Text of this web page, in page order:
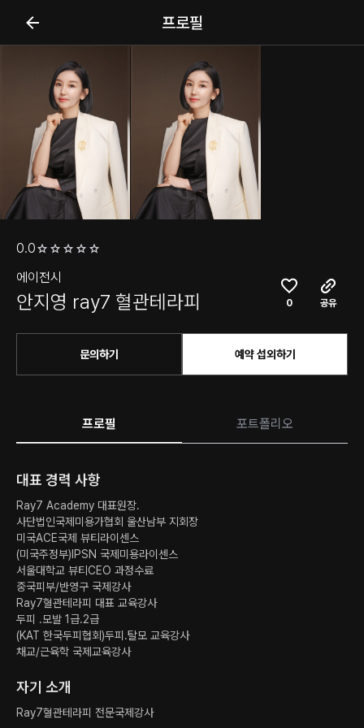
프로필
0.0
에이전시
안지영 ray7 혈관테라피 0 공유
문의하기 예약 섭외하기
프로필 포트폴리오
대표 경력 사항
Ray7 Academy 대표원장.
사단법인국제미용가협회 울산남부 지회장
미국ACE국제 뷰티라이센스
(미국주정부)IPSN 국제미용라이센스
서울대학교 뷰티CEO 과정수료
중국피부/반영구 국제강사
Ray7혈관테라피 대표 교육강사
두피 .모발 1급.2급
(KAT 한국두피협회)두피.탈모 교육강사
채교/근육학 국제교육강사
자기 소개
Ray7혈관테라피 전문국제강사